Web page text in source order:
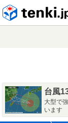
台風
大型で
います